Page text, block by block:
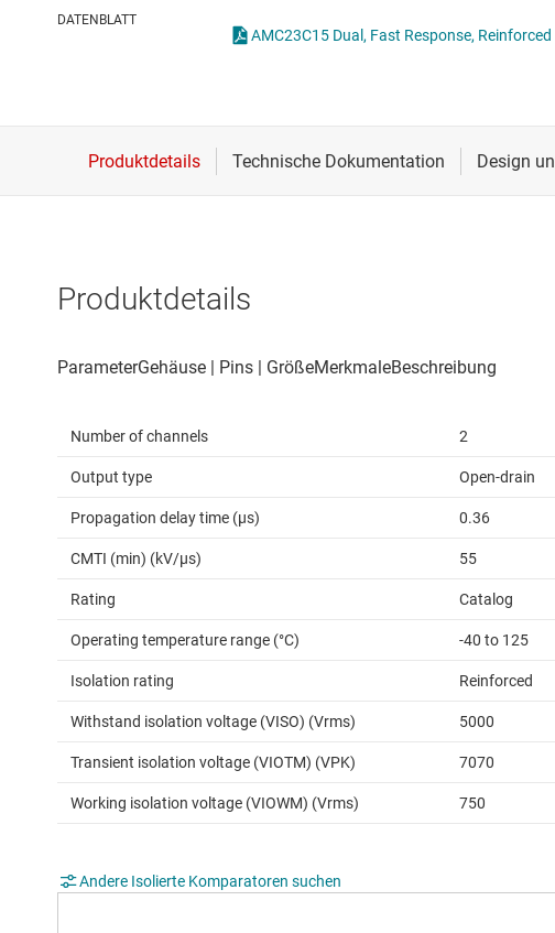
Isolierung
DATENBLATT
Produktdetails
Number of channels 2
Output type Open-drain
Propagation delay time (µs) 0.36
CMTI (min) (kV/µs) 55
Rating Catalog
Operating temperature range (°C) -40 to 125
Isolation rating Reinforced
Withstand isolation voltage (VISO) (Vrms) 5000
Transient isolation voltage (VIOTM) (VPK) 7070
Working isolation voltage (VIOWM) (Vrms) 750
Andere Isolierte Komparatoren suchen